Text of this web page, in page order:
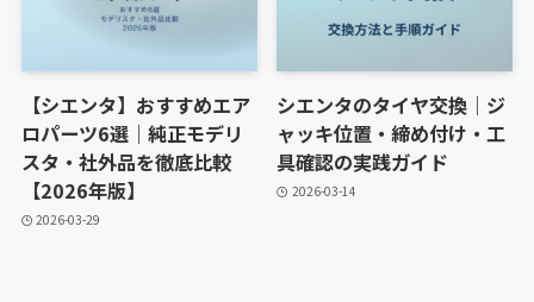
【シエンタ】おすすめエア
ロパーツ6選｜純正モデリ
スタ・社外品を徹底比較
【2026年版】
2026-03-29
シエンタのタイヤ交換｜ジ
ャッキ位置・締め付け・工
具確認の実践ガイド
2026-03-14